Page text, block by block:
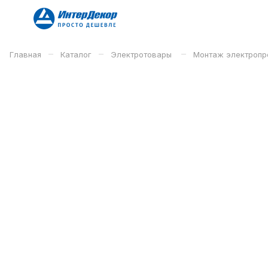
Главная – Каталог – Электротовары – Монтаж